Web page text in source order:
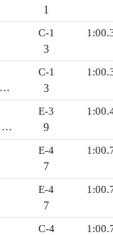
1
C-1
3
C-1
3
E-3
9
E-4
7
E-4
7
C-4